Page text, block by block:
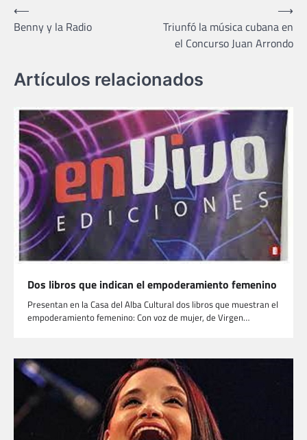
Navegación
de
⟵
Benny y la Radio
Triunfó la música cubana en
el Concurso Juan Arrondo
⟶
Artículos relacionados
Dos libros que indican el empoderamiento femenino
Presentan en la Casa del Alba Cultural dos libros que muestran el
empoderamiento femenino: Con voz de mujer, de Virgen…